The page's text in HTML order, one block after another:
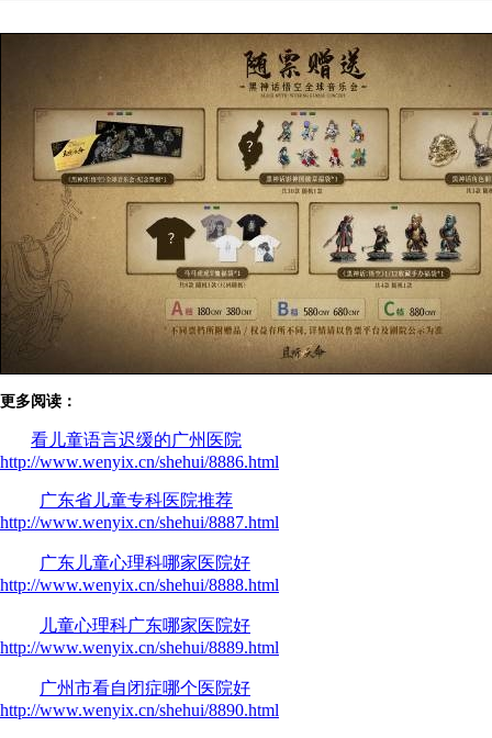
更多阅读：
看儿童语言迟缓的广州医院
http://www.wenyix.cn/shehui/8886.html
广东省儿童专科医院推荐
http://www.wenyix.cn/shehui/8887.html
广东儿童心理科哪家医院好
http://www.wenyix.cn/shehui/8888.html
儿童心理科广东哪家医院好
http://www.wenyix.cn/shehui/8889.html
广州市看自闭症哪个医院好
http://www.wenyix.cn/shehui/8890.html